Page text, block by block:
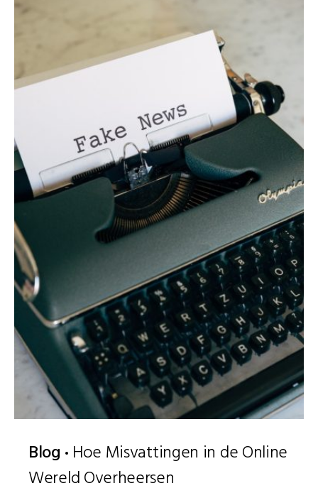
Blog Hoe Misvattingen in de Online
Wereld Overheersen